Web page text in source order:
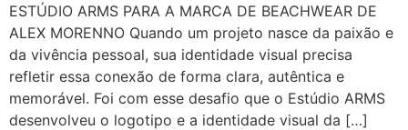
ESTÚDIO ARMS PARA A MARCA DE BEACHWEAR DE
ALEX MORENNO Quando um projeto nasce da paixão e
da vivência pessoal, sua identidade visual precisa
refletir essa conexão de forma clara, autêntica e
memorável. Foi com esse desafio que o Estúdio ARMS
desenvolveu o logotipo e a identidade visual da […]